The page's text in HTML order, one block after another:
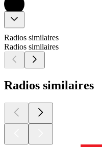
Radios similaires
Radios similaires
Radios similaires